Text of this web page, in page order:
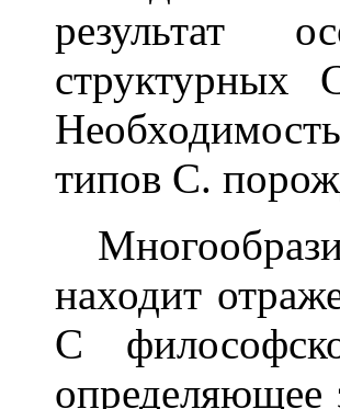
результат
структурных
типов С.
находит
С
определяющее